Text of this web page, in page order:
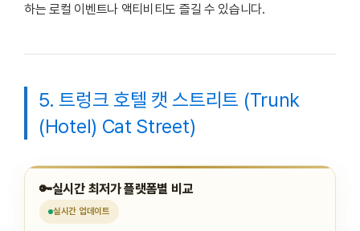
하는 로컬 이벤트나 액티비티도 즐길 수 있습니다.
5. 트렁크 호텔 캣 스트리트 (Trunk
(Hotel) Cat Street)
🔑실시간 최저가 플랫폼별 비교
실시간 업데이트